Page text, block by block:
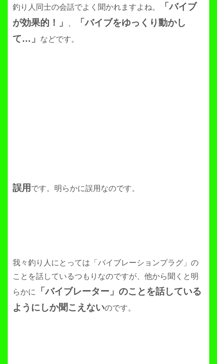
釣り人同士の会話でよく聞かれますよね。
「バイブ
が効果的！」
「バイブをゆっくり動かし
て…」
などです。
誤用 です。明らかに誤用なのです。
我々釣り人にとっては「バイブレーションプラグ」の
ことを話しているつもりなのですが、他から聞くと明
らかに
「バイブレーター」のことを話している
ようにしか聞こえないのです。